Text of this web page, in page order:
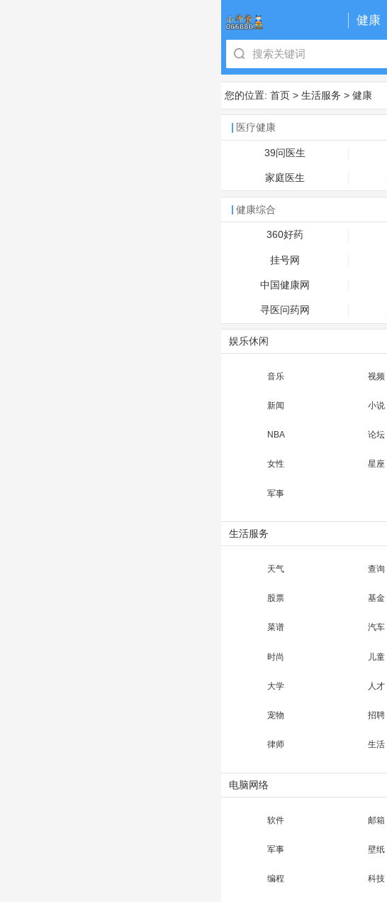
健康
您的位置: 首页 > 生活服务 > 健康
医疗健康
39问医生
家庭医生
健康综合
360好药
挂号网
中国健康网
寻医问药网
娱乐休闲
音乐 视频
新闻 小说
NBA 论坛
女性 星座
军事
生活服务
天气 查询
股票 基金
菜谱 汽车
时尚 儿童
大学 人才
宠物 招聘
律师 生活
电脑网络
软件 邮箱
军事 壁纸
编程 科技